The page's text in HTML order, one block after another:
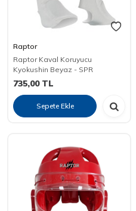
Raptor
Raptor Kaval Koruyucu
Kyokushin Beyaz - SPR
735,00TL
Sepete Ekle